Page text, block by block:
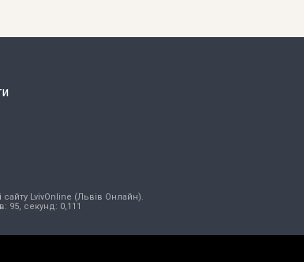
сайту LvivOnline (Львів Онлайн).
95, секунд: 0,111